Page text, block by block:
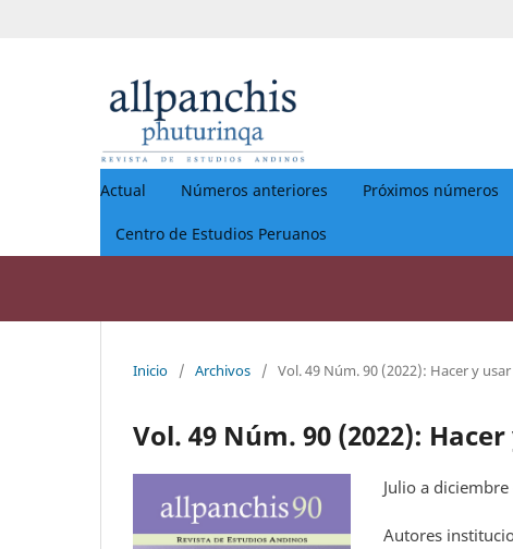
Actual Números anteriores Próximos números
Centro de Estudios Peruanos
Inicio / Archivos / Vol. 49 Núm. 90 (2022): Hacer y
Vol. 49 Núm. 90 (2022):
Julio a diciembre
Autores